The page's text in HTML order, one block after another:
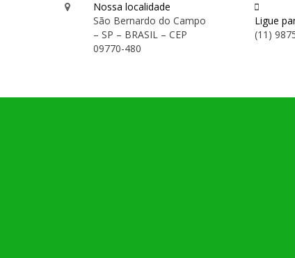
Nossa localidade
São Bernardo do Campo
– SP – BRASIL – CEP
09770-480
Ligue
(11)